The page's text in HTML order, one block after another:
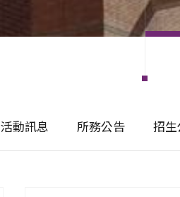
活動訊息 所務公告 招